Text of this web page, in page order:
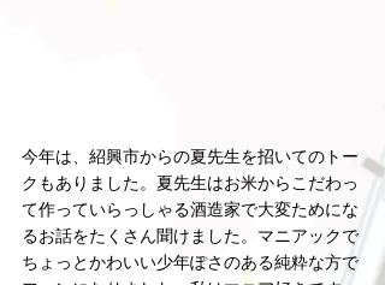
今年は、紹興市からの夏先生を招いてのトー
クもありました。夏先生はお米からこだわっ
て作っていらっしゃる酒造家で大変ためにな
るお話をたくさん聞けました。マニアックで
ちょっとかわいい少年ぽさのある純粋な方で